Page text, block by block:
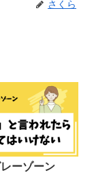
さくら
レーゾーン